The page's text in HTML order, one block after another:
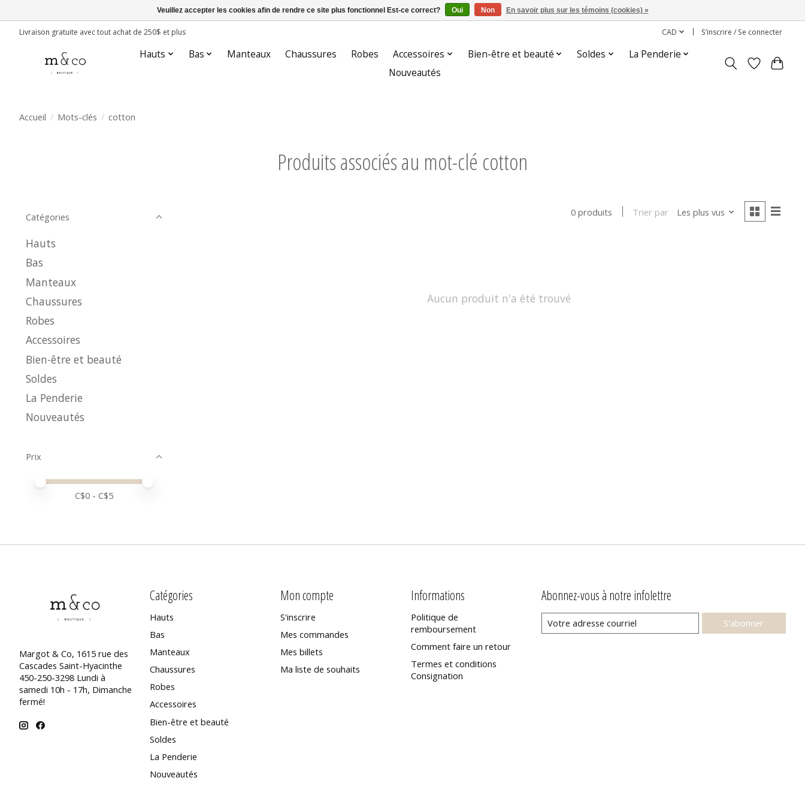
Livraison gratuite avec tout achat de 250$ et plus CAD S’inscrire / Se connecter
Hauts Bas Manteaux Chaussures Robes Accessoires Bien-être et beauté Soldes
La Penderie
Nouveautés
Accueil / Mots-clés / cotton
Produits associés au mot-clé cotton
Catégories
Hauts
Bas
Manteaux
Chaussures
Robes
Accessoires
Bien-être et beauté
Soldes
La Penderie
Nouveautés
Prix
Prix minimum
Price maximum value
C$0 - C$5
0 produits Trier par Les plus vus
Aucun produit n'a été trouvé
Margot & Co, 1615 rue des
Cascades Saint-Hyacinthe
450-250-3298 Lundi à
samedi 10h - 17h, Dimanche
fermé!
Catégories
Hauts
Bas
Manteaux
Chaussures
Robes
Accessoires
Bien-être et beauté
Soldes
La Penderie
Nouveautés
Mon compte
S'inscrire
Mes commandes
Mes billets
Ma liste de souhaits
Informations
Politique de
remboursement
Comment faire un retour
Termes et conditions
Consignation
Abonnez-vous à notre infolettre
S'abonner
Veuillez accepter les cookies afin de rendre ce site plus fonctionnel Est-ce correct? Oui Non En savoir plus sur les témoins (cookies) »